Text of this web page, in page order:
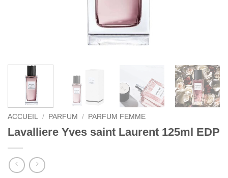
ACCUEIL / PARFUM / PARFUM FEMME
Lavalliere Yves saint Laurent 125ml EDP